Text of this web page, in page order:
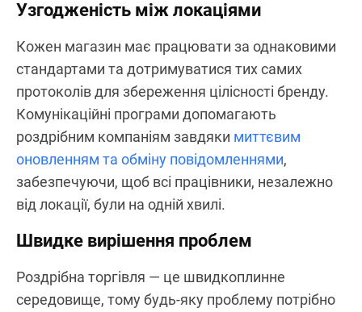
Узгодженість між локаціями
Кожен магазин має працювати за однаковими
стандартами та дотримуватися тих самих
протоколів для збереження цілісності бренду.
Комунікаційні програми допомагають
роздрібним компаніям завдяки миттєвим
оновленням та обміну повідомленнями,
забезпечуючи, щоб всі працівники, незалежно
від локації, були на одній хвилі.
Швидке вирішення проблем
Роздрібна торгівля — це швидкоплинне
середовище, тому будь-яку проблему потрібно